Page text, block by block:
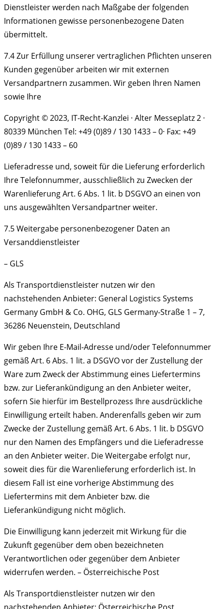
Dienstleister werden nach Maßgabe der folgenden
Informationen gewisse personenbezogene Daten
übermittelt.
7.4 Zur Erfüllung unserer vertraglichen Pflichten unseren
Kunden gegenüber arbeiten wir mit externen
Versandpartnern zusammen. Wir geben Ihren Namen
sowie Ihre
Copyright © 2023, IT-Recht-Kanzlei · Alter Messeplatz 2 ·
80339 München Tel: +49 (0)89 / 130 1433 – 0· Fax: +49
(0)89 / 130 1433 – 60
Lieferadresse und, soweit für die Lieferung erforderlich
Ihre Telefonnummer, ausschließlich zu Zwecken der
Warenlieferung Art. 6 Abs. 1 lit. b DSGVO an einen von
uns ausgewählten Versandpartner weiter.
7.5 Weitergabe personenbezogener Daten an
Versanddienstleister
– GLS
Als Transportdienstleister nutzen wir den
nachstehenden Anbieter: General Logistics Systems
Germany GmbH & Co. OHG, GLS Germany-Straße 1 – 7,
36286 Neuenstein, Deutschland
Wir geben Ihre E-Mail-Adresse und/oder Telefonnummer
gemäß Art. 6 Abs. 1 lit. a DSGVO vor der Zustellung der
Ware zum Zweck der Abstimmung eines Liefertermins
bzw. zur Lieferankündigung an den Anbieter weiter,
sofern Sie hierfür im Bestellprozess Ihre ausdrückliche
Einwilligung erteilt haben. Anderenfalls geben wir zum
Zwecke der Zustellung gemäß Art. 6 Abs. 1 lit. b DSGVO
nur den Namen des Empfängers und die Lieferadresse
an den Anbieter weiter. Die Weitergabe erfolgt nur,
soweit dies für die Warenlieferung erforderlich ist. In
diesem Fall ist eine vorherige Abstimmung des
Liefertermins mit dem Anbieter bzw. die
Lieferankündigung nicht möglich.
Die Einwilligung kann jederzeit mit Wirkung für die
Zukunft gegenüber dem oben bezeichneten
Verantwortlichen oder gegenüber dem Anbieter
widerrufen werden. – Österreichische Post
Als Transportdienstleister nutzen wir den